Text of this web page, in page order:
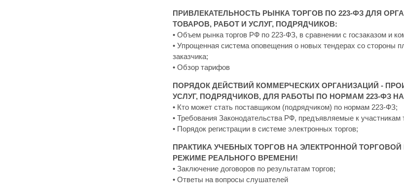
ПРИВЛЕКАТЕЛЬНОСТЬ РЫНКА ТОРГОВ ПО 223-ФЗ ДЛЯ
ТОВАРОВ, РАБОТ И УСЛУГ, ПОДРЯДЧИКОВ:
• Объем рынка торгов РФ по 223-ФЗ, в сравнении с госзаказом и
• Упрощенная система оповещения о новых тендерах со стороны
заказчика;
• Обзор тарифов
ПОРЯДОК ДЕЙСТВИЙ КОММЕРЧЕСКИХ ОРГАНИЗАЦИЙ -
УСЛУГ, ПОДРЯДЧИКОВ, ДЛЯ РАБОТЫ ПО НОРМАМ 223-ФЗ НА
• Кто может стать поставщиком (подрядчиком) по нормам 223-ФЗ;
• Требования Законодательства РФ, предъявляемые к участникам
• Порядок регистрации в системе электронных торгов;
ПРАКТИКА УЧЕБНЫХ ТОРГОВ НА ЭЛЕКТРОННОЙ ТОРГОВОЙ
РЕЖИМЕ РЕАЛЬНОГО ВРЕМЕНИ!
• Заключение договоров по результатам торгов;
• Ответы на вопросы слушателей